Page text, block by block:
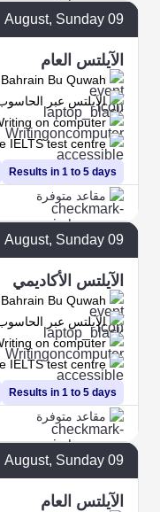
09
August, Sunday
الآيلتس العام
Bu Quwah
Results in 1 to 5 days
الآيلتس عبر
on computer
IELTS test centre
مقاعد متوفرة
09
August, Sunday
الآيلتس الأكاديمي
Bu Quwah
Results in 1 to 5 days
الآيلتس عبر
on computer
IELTS test centre
مقاعد متوفرة
09
August, Sunday
الآيلتس العام